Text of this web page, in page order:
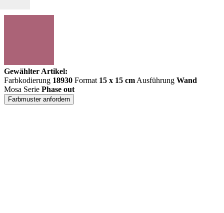
Gewählter Artikel:
Farbkodierung 18930 Format 15 x 15 cm Ausführung Wand
Mosa Serie Phase out
Farbmuster anfordern